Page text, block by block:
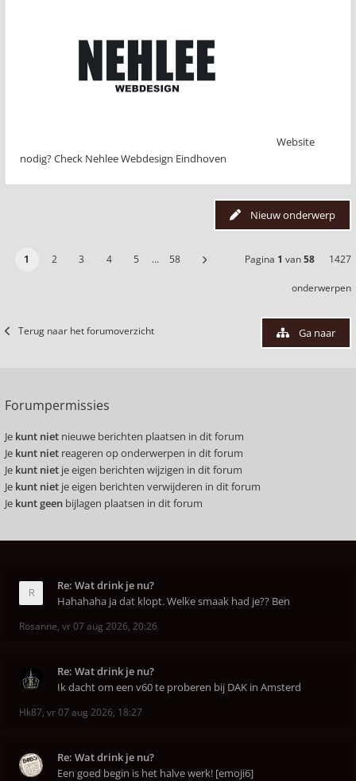
Website
nodig? Check Nehlee Webdesign Eindhoven
Nieuw onderwerp
1 2 3 4 5 … 58 Pagina 1 van58 1427
onderwerpen
Terug naar het forumoverzicht Ga naar
Forumpermissies
Je kunt niet nieuwe berichten plaatsen in dit forum
Je kunt niet reageren op onderwerpen in dit forum
Je kunt niet je eigen berichten wijzigen in dit forum
Je kunt niet je eigen berichten verwijderen in dit forum
Je kunt geen bijlagen plaatsen in dit forum
Re: Wat drink je nu?
Hahahaha ja dat klopt. Welke smaak had je?? Ben
Rosanne, vr 07 aug 2026, 20:26
Re: Wat drink je nu?
Ik dacht om een v60 te proberen bij DAK in Amsterd
Hk87, vr 07 aug 2026, 18:27
Re: Wat drink je nu?
Een goed begin is het halve werk! [emoji6]